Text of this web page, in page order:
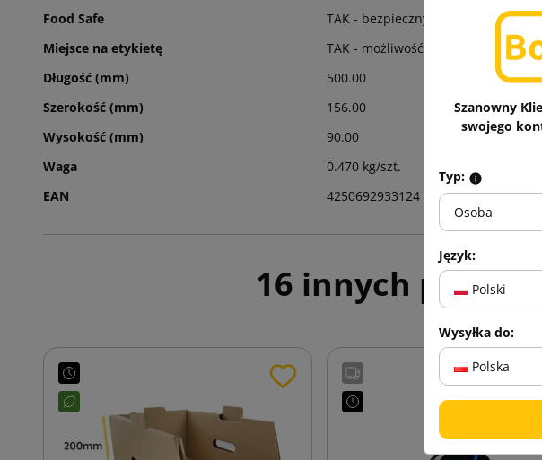
Food Safe
TAK - bezpieczny do kontaktu z
Miejsce na etykietę
TAK - możliwość oznaczenia
Długość (mm)
500.00
Szerokość (mm)
156.00
Wysokość (mm)
90.00
Waga
0.470 kg/szt.
EAN
4250692933124
16 innych
Szanowny
swojego
Typ:
Osoba
Język:
Polski
Wysyłka do:
Polska